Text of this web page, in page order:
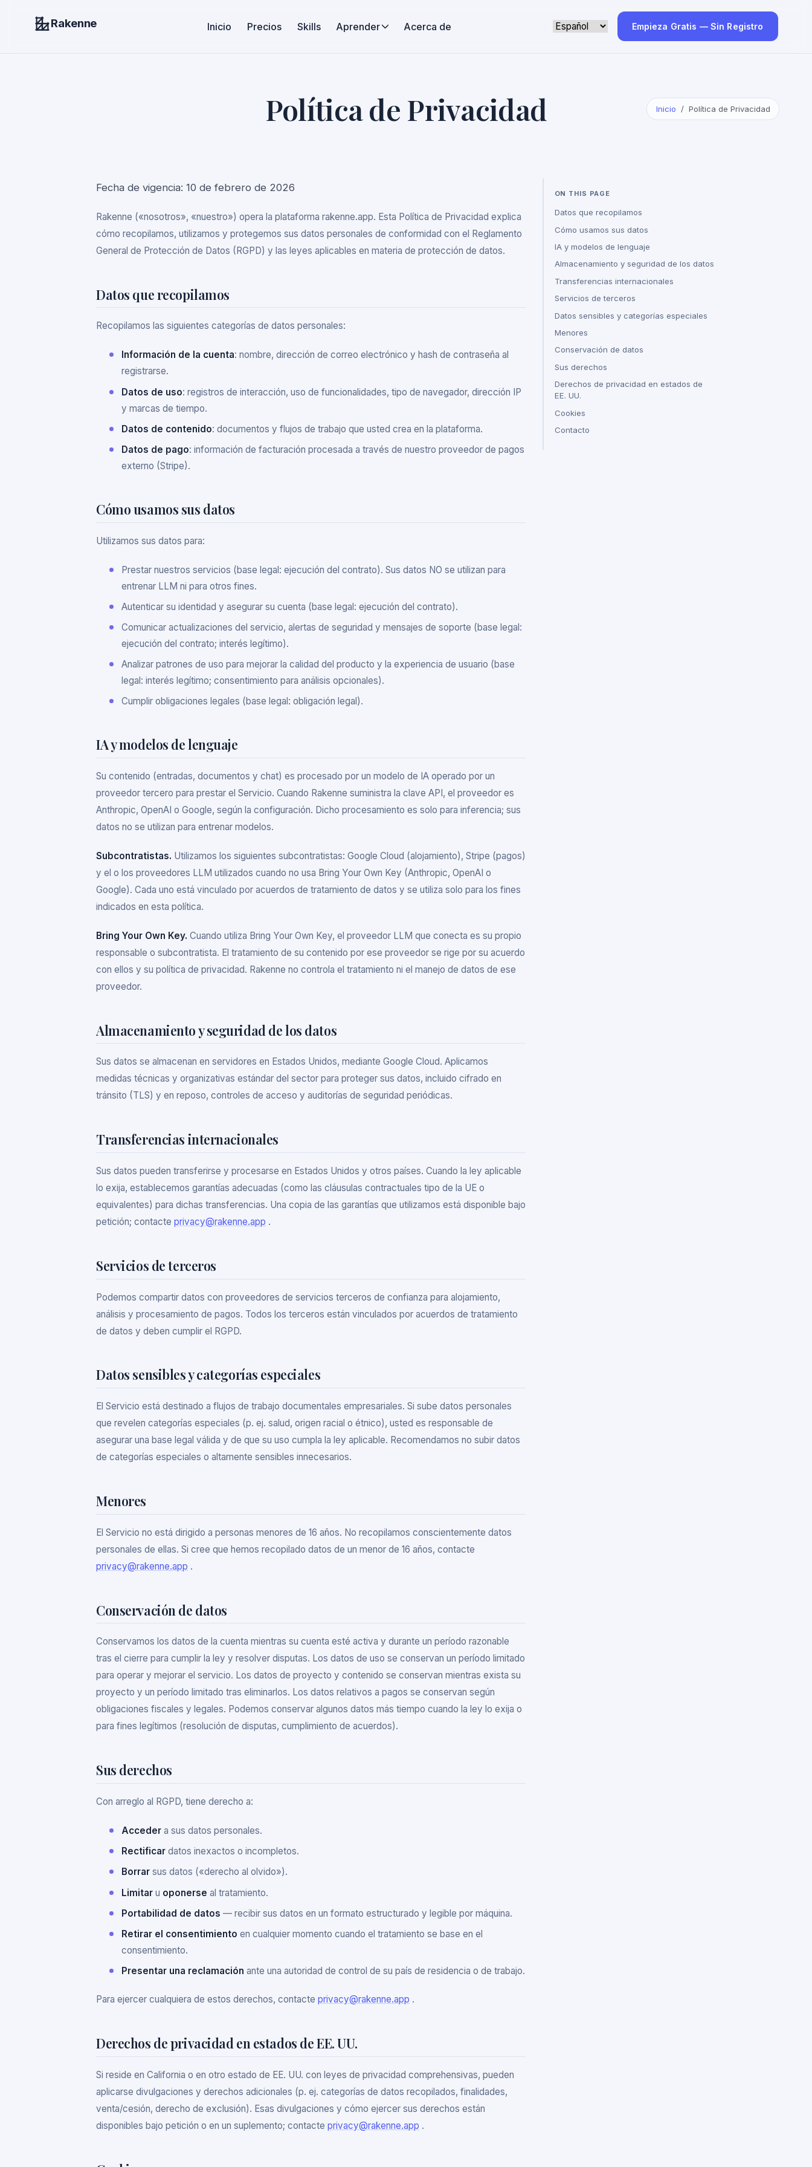
Rakenne Inicio Precios Skills Aprender Acerca de Empieza Gratis — Sin Registro
Política de Privacidad Inicio Política de Privacidad
Fecha de vigencia: 10 de febrero de 2026
Rakenne («nosotros», «nuestro») opera la plataforma rakenne.app. Esta Política de Privacidad explica
cómo recopilamos, utilizamos y protegemos sus datos personales de conformidad con el Reglamento
General de Protección de Datos (RGPD) y las leyes aplicables en materia de protección de datos.
Datos que recopilamos
Recopilamos las siguientes categorías de datos personales:
Información de la cuenta: nombre, dirección de correo electrónico y hash de contraseña al
registrarse.
Datos de uso: registros de interacción, uso de funcionalidades, tipo de navegador, dirección IP
y marcas de tiempo.
Datos de contenido: documentos y flujos de trabajo que usted crea en la plataforma.
Datos de pago: información de facturación procesada a través de nuestro proveedor de pagos
externo (Stripe).
Cómo usamos sus datos
Utilizamos sus datos para:
Prestar nuestros servicios (base legal: ejecución del contrato). Sus datos NO se utilizan para
entrenar LLM ni para otros fines.
Autenticar su identidad y asegurar su cuenta (base legal: ejecución del contrato).
Comunicar actualizaciones del servicio, alertas de seguridad y mensajes de soporte (base legal:
ejecución del contrato; interés legítimo).
Analizar patrones de uso para mejorar la calidad del producto y la experiencia de usuario (base
legal: interés legítimo; consentimiento para análisis opcionales).
Cumplir obligaciones legales (base legal: obligación legal).
IA y modelos de lenguaje
Su contenido (entradas, documentos y chat) es procesado por un modelo de IA operado por un
proveedor tercero para prestar el Servicio. Cuando Rakenne suministra la clave API, el proveedor es
Anthropic, OpenAI o Google, según la configuración. Dicho procesamiento es solo para inferencia; sus
datos no se utilizan para entrenar modelos.
Subcontratistas. Utilizamos los siguientes subcontratistas: Google Cloud (alojamiento), Stripe (pagos)
y el o los proveedores LLM utilizados cuando no usa Bring Your Own Key (Anthropic, OpenAI o
Google). Cada uno está vinculado por acuerdos de tratamiento de datos y se utiliza solo para los fines
indicados en esta política.
Bring Your Own Key. Cuando utiliza Bring Your Own Key, el proveedor LLM que conecta es su propio
responsable o subcontratista. El tratamiento de su contenido por ese proveedor se rige por su acuerdo
con ellos y su política de privacidad. Rakenne no controla el tratamiento ni el manejo de datos de ese
proveedor.
Almacenamiento y seguridad de los datos
Sus datos se almacenan en servidores en Estados Unidos, mediante Google Cloud. Aplicamos
medidas técnicas y organizativas estándar del sector para proteger sus datos, incluido cifrado en
tránsito (TLS) y en reposo, controles de acceso y auditorías de seguridad periódicas.
Transferencias internacionales
Sus datos pueden transferirse y procesarse en Estados Unidos y otros países. Cuando la ley aplicable
lo exija, establecemos garantías adecuadas (como las cláusulas contractuales tipo de la UE o
equivalentes) para dichas transferencias. Una copia de las garantías que utilizamos está disponible bajo
petición; contacte privacy@rakenne.app .
Servicios de terceros
Podemos compartir datos con proveedores de servicios terceros de confianza para alojamiento,
análisis y procesamiento de pagos. Todos los terceros están vinculados por acuerdos de tratamiento
de datos y deben cumplir el RGPD.
Datos sensibles y categorías especiales
El Servicio está destinado a flujos de trabajo documentales empresariales. Si sube datos personales
que revelen categorías especiales (p. ej. salud, origen racial o étnico), usted es responsable de
asegurar una base legal válida y de que su uso cumpla la ley aplicable. Recomendamos no subir datos
de categorías especiales o altamente sensibles innecesarios.
Menores
El Servicio no está dirigido a personas menores de 16 años. No recopilamos conscientemente datos
personales de ellas. Si cree que hemos recopilado datos de un menor de 16 años, contacte
privacy@rakenne.app .
Conservación de datos
Conservamos los datos de la cuenta mientras su cuenta esté activa y durante un período razonable
tras el cierre para cumplir la ley y resolver disputas. Los datos de uso se conservan un período limitado
para operar y mejorar el servicio. Los datos de proyecto y contenido se conservan mientras exista su
proyecto y un período limitado tras eliminarlos. Los datos relativos a pagos se conservan según
obligaciones fiscales y legales. Podemos conservar algunos datos más tiempo cuando la ley lo exija o
para fines legítimos (resolución de disputas, cumplimiento de acuerdos).
Sus derechos
Con arreglo al RGPD, tiene derecho a:
Acceder a sus datos personales.
Rectificar datos inexactos o incompletos.
Borrar sus datos («derecho al olvido»).
Limitar u oponerse al tratamiento.
Portabilidad de datos — recibir sus datos en un formato estructurado y legible por máquina.
Retirar el consentimiento en cualquier momento cuando el tratamiento se base en el
consentimiento.
Presentar una reclamación ante una autoridad de control de su país de residencia o de trabajo.
Para ejercer cualquiera de estos derechos, contacte privacy@rakenne.app .
Derechos de privacidad en estados de EE. UU.
Si reside en California o en otro estado de EE. UU. con leyes de privacidad comprehensivas, pueden
aplicarse divulgaciones y derechos adicionales (p. ej. categorías de datos recopilados, finalidades,
venta/cesión, derecho de exclusión). Esas divulgaciones y cómo ejercer sus derechos están
disponibles bajo petición o en un suplemento; contacte privacy@rakenne.app .
ON THIS PAGE
Datos que recopilamos
Cómo usamos sus datos
IA y modelos de lenguaje
Almacenamiento y seguridad de los datos
Transferencias internacionales
Servicios de terceros
Datos sensibles y categorías especiales
Menores
Conservación de datos
Sus derechos
Derechos de privacidad en estados de
EE. UU.
Cookies
Contacto